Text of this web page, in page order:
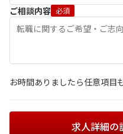
ご相談内容 必須
お時間ありましたら任意項目
求人詳細の